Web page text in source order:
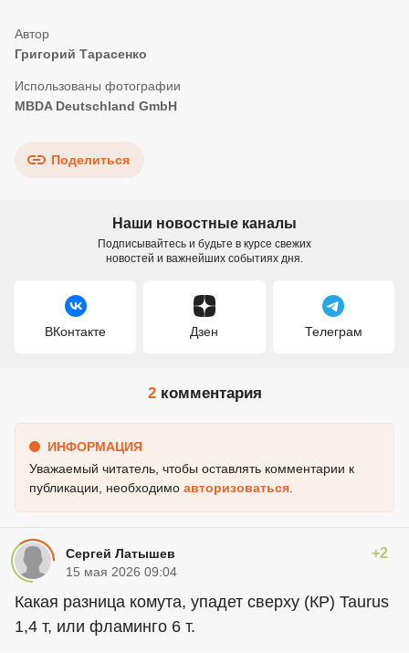
Григорий Тарасенко
MBDA Deutschland GmbH
Поделиться
Наши новостные каналы
Подписывайтесь и будьте в курсе свежих
новостей и важнейших событиях дня.
ВКонтакте Дзен Телеграм
2комментария
ИНФОРМАЦИЯ
Уважаемый читатель, чтобы оставлять комментарии к
публикации, необходимо авторизоваться
Сергей Латышев +2
15 мая 2026 09:04
Какая разница комута, упадет сверху (КР) Taurus
1,4 т, или фламинго 6 т.